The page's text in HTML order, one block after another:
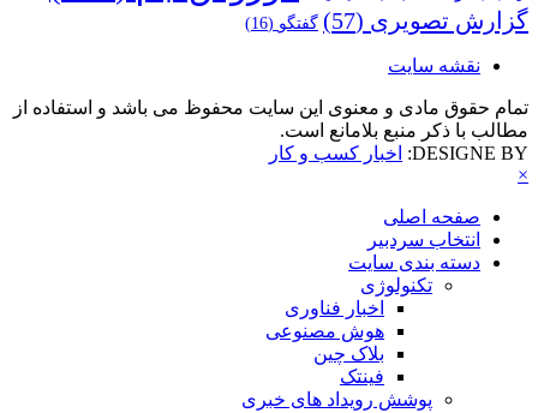
گزارش تصویری (57) گفتگو (16)
نقشه سایت
تمام حقوق مادی و معنوی این سایت محفوظ می باشد و استفاده از
مطالب با ذکر منبع بلامانع است.
DESIGNE BY:
اخبار کسب و کار
×
صفحه اصلی
انتخاب سردبیر
دسته بندی سایت
تکنولوژی
اخبار فناوری
هوش مصنوعی
بلاک چین
فینتک
پوشش رویداد های خبری